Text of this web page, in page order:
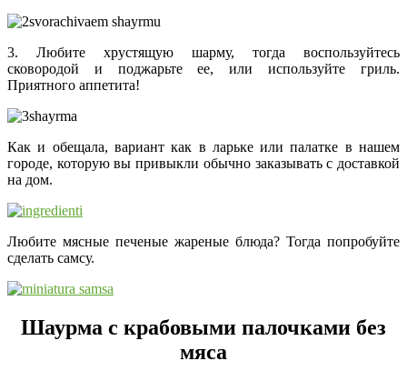
3. Любите хрустящую шарму, тогда воспользуйтесь
сковородой и поджарьте ее, или используйте гриль.
Приятного аппетита!
Как и обещала, вариант как в ларьке или палатке в нашем
городе, которую вы привыкли обычно заказывать с доставкой
на дом.
Любите мясные печеные жареные блюда? Тогда попробуйте
сделать самсу.
Шаурма с крабовыми палочками без
мяса